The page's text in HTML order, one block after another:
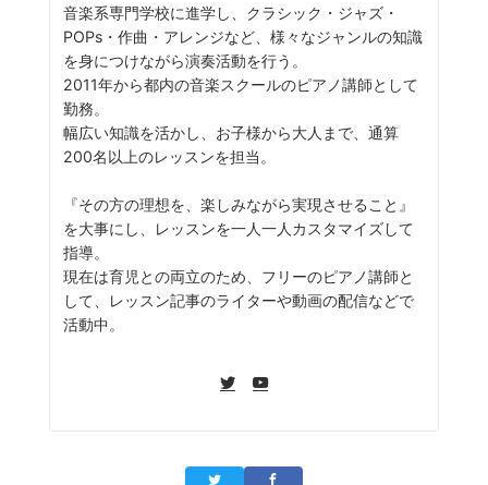
音楽系専門学校に進学し、クラシック・ジャズ・
POPs・作曲・アレンジなど、様々なジャンルの知識
を身につけながら演奏活動を行う。
2011年から都内の音楽スクールのピアノ講師として
勤務。
幅広い知識を活かし、お子様から大人まで、通算
200名以上のレッスンを担当。
『その方の理想を、楽しみながら実現させること』
を大事にし、レッスンを一人一人カスタマイズして
指導。
現在は育児との両立のため、フリーのピアノ講師と
して、レッスン記事のライターや動画の配信などで
活動中。